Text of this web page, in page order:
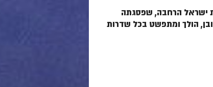
ישראל הרחבה, שפסגתה
הולך ומתפשט בכל שדרות